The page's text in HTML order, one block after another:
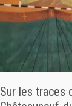
Sur les traces